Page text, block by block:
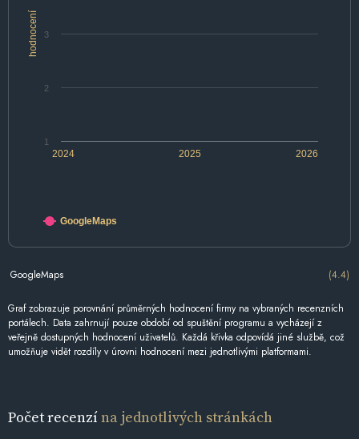
hodnocení
2024 2025 2026
1
2
3
GoogleMaps
GoogleMaps (4.4)
Graf zobrazuje porovnání průměrných hodnocení firmy na vybraných recenzních
portálech. Data zahrnují pouze období od spuštění programu a vycházejí z
veřejně dostupných hodnocení uživatelů. Každá křivka odpovídá jiné službě, což
umožňuje vidět rozdíly v úrovni hodnocení mezi jednotlivými platformami.
Počet recenzína jednotlivých stránkách